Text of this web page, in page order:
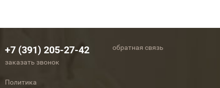
+7 (391) 205-27-42
заказать звонок
обратная связь
Политика